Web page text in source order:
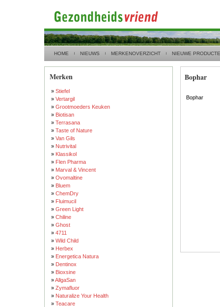
HOME NIEUWS MERKENOVERZICHT NIEUWE
Merken
» Stiefel
» Vertargil
» Grootmoeders Keuken
» Biotisan
» Terrasana
» Taste of Nature
» Van Gils
» Nutrivital
» Klassikol
» Flen Pharma
» Marval & Vincent
» Ovomaltine
» Bluem
» ChemDry
» Fluimucil
» Green Light
» Chiline
» Ghost
» 4711
» Wild Child
» Herbex
» Energetica Natura
» Dentinox
» Bioxsine
»AllgaSan
» Zymafluor
» Naturalize Your Health
» Teacare
Bophar
Bophar